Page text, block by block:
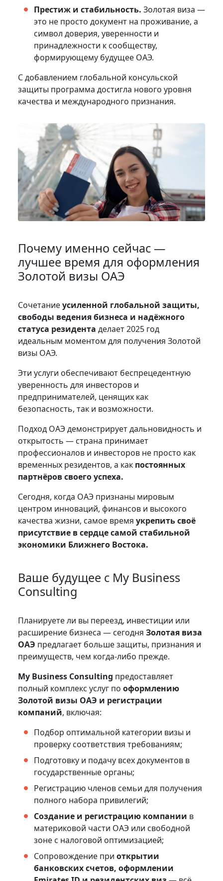
Престиж и стабильность. Золотая виза —
это не просто документ на проживание, а
символ доверия, уверенности и
принадлежности к сообществу,
формирующему будущее ОАЭ.
С добавлением глобальной консульской
защиты программа достигла нового уровня
качества и международного признания.
Почему именно сейчас —
лучшее время для оформления
Золотой визы ОАЭ
Сочетаниеусиленной глобальной защиты,
свободы ведения бизнеса и надёжного
статуса резидента делает 2025 год
идеальным моментом для получения Золотой
визы ОАЭ.
Эти услуги обеспечивают беспрецедентную
уверенность для инвесторов и
предпринимателей, ценящих как
безопасность, так и возможности.
Подход ОАЭ демонстрирует дальновидность и
открытость — страна принимает
профессионалов и инвесторов не просто как
временных резидентов, а как постоянных
партнёров своего успеха.
Сегодня, когда ОАЭ признаны мировым
центром инноваций, финансов и высокого
качества жизни, самое время укрепить своё
присутствие в сердце самой стабильной
экономики Ближнего Востока.
Ваше будущее с My Business
Consulting
Планируете ли вы переезд, инвестиции или
расширение бизнеса — сегодня Золотая виза
ОАЭ предлагает больше защиты, признания и
преимуществ, чем когда-либо прежде.
My Business Consulting предоставляет
полный комплекс услуг по оформлению
Золотой визы ОАЭ и регистрации
компаний, включая:
Подбор оптимальной категории визы и
проверку соответствия требованиям;
Подготовку и подачу всех документов в
государственные органы;
Регистрацию членов семьи для получения
полного набора привилегий;
Создание и регистрацию компании в
материковой части ОАЭ или свободной
зоне с налоговой оптимизацией;
Сопровождение при открытии
банковских счетов, оформлении